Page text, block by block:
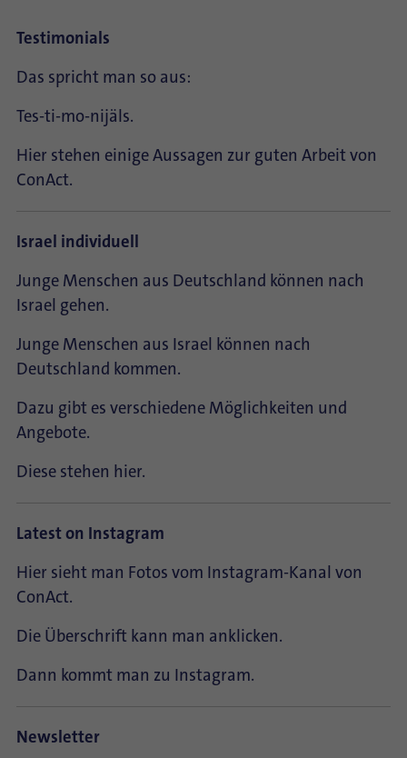
Testimonials
Das spricht man so aus:
Tes-ti-mo-nijäls.
Hier stehen einige Aussagen zur guten Arbeit von
ConAct.
Israel individuell
Junge Menschen aus Deutschland können nach
Israel gehen.
Junge Menschen aus Israel können nach
Deutschland kommen.
Dazu gibt es verschiedene Möglichkeiten und
Angebote.
Diese stehen hier.
Latest on Instagram
Hier sieht man Fotos vom Instagram-Kanal von
ConAct.
Die Überschrift kann man anklicken.
Dann kommt man zu Instagram.
Newsletter